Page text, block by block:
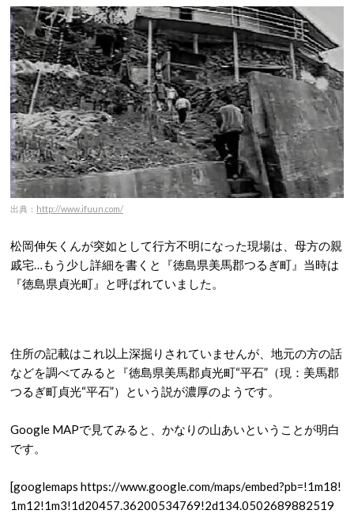
出典： http://www.ifuun.com/
松岡伸矢くんが突如として行方不明になった現場は、母方の親
戚宅…もう少し詳細を書くと『徳島県美馬郡つるぎ町』当時は
『徳島県貞光町』と呼ばれていました。
住所の記載はこれ以上深掘りされていませんが、地元の方の話
などを調べてみると『徳島県美馬郡貞光町“平石”（現：美馬郡
つるぎ町貞光“平石”）という説が濃厚のようです。
Google MAPで見てみると、かなりの山あいということが明白
です。
[googlemaps https://www.google.com/maps/embed?pb=!1m18!
1m12!1m3!1d20457.36200534769!2d134.0502689882519